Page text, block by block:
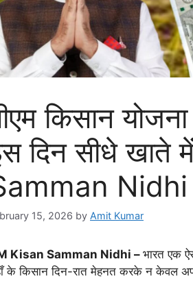
किसान
दिन सीधे
15, 2026 by Amit Kumar
Kisan Samman Nidhi – भारत एक
के किसान दिन-रात मेहनत करके न केवल अपने